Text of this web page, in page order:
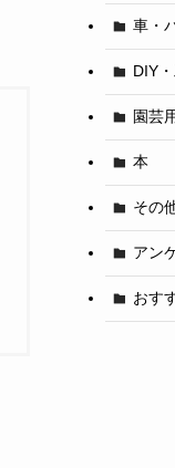
車・
DIY
園芸
本
その
アン
おす